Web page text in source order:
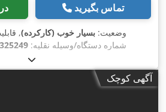
تماس بگیرید
وضعیت: بسیار خوب (کارکرده),
شماره دستگاه/وسیله نقلیه:
, نوع سوخت:
دیزل, نوع دکل:تلسكوپی, قدرت:۲۴٫۵ کیلووات (۳۳٫۳۱ اسب بخار)
, نوع چرخ‌دنده:خودکار آگهی کوچک